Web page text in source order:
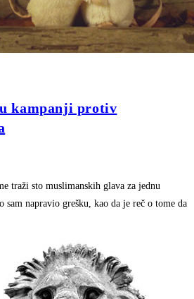
kampanji protiv
traži sto muslimanskih glava za jednu
sam napravio grešku, kao da je reč o tome da